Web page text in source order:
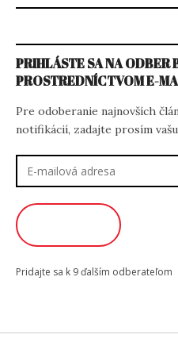
PRIHLÁSTE SA NA ODBER
PROSTREDNÍCTVOM E-
Pre odoberanie najnovších
notifikácií, zadajte prosím
adresa
Pridajte sa k 9 ďalším odberateľom